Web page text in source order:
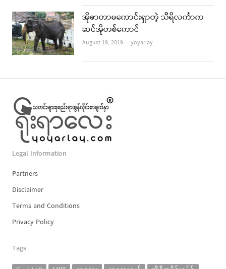
အိုဇာတာမကောင်းရှာတဲ့ သီရိလင်္ကာက
ဆင်အိုတစ်ကောင်
August 19, 2019 Author
yoyarlay
Legal Information
Partners
Disclaimer
Terms and Conditions
Privacy Policy
Tags